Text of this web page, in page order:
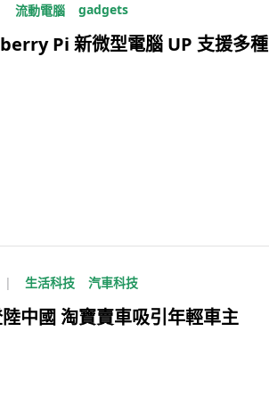
流動電腦 gadgets
Pi 新微型電腦 UP 支援多種
生活科技 汽車科技
中國 淘寶賣車吸引年輕車主